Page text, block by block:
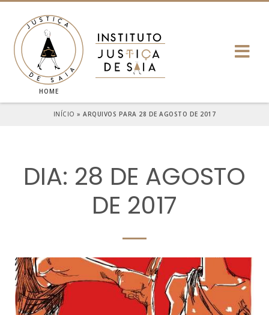
HOME
INÍCIO »ARQUIVOS PARA 28 DE AGOSTO DE 2017
DIA: 28 DE AGOSTO
DE 2017